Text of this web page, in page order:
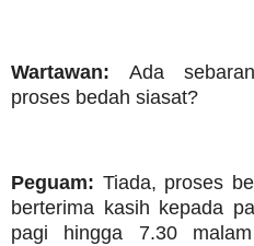
Wartawan: Ada
proses bedah siasat?
Peguam: Tiada, proses
berterima kasih kepada
pagi hingga 7.30